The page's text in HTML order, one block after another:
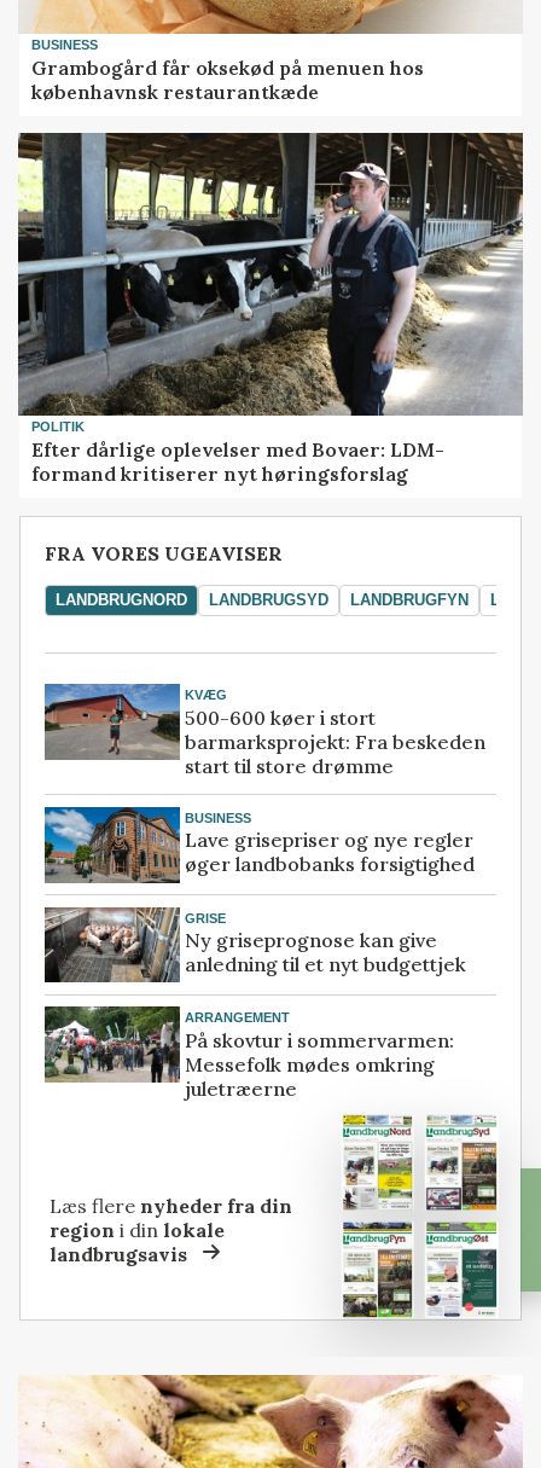
BUSINESS
Grambogård får oksekød på menuen hos
københavnsk restaurantkæde
POLITIK
Efter dårlige oplevelser med Bovaer: LDM-
formand kritiserer nyt høringsforslag
FRA VORES UGEAVISER
LANDBRUGNORD LANDBRUGSYD LANDBRUGFYN
KVÆG
500-600 køer i stort
barmarksprojekt: Fra beskeden
start til store drømme
BUSINESS
Lave grisepriser og nye regler
øger landbobanks forsigtighed
GRISE
Ny griseprognose kan give
anledning til et nyt budgettjek
ARRANGEMENT
På skovtur i sommervarmen:
Messefolk mødes omkring
juletræerne
Læs flere nyheder fra din
region i dinlokale
landbrugsavis